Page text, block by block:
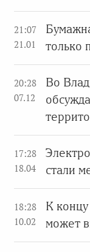
21:07
21.01
только
20:28
07.12
Во
17:28
18.04
стали
18:28
10.02
К
может